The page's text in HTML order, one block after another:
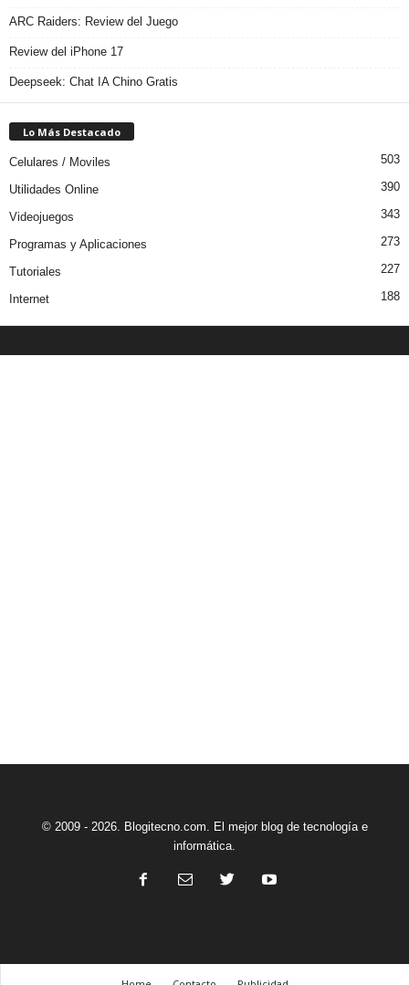
ARC Raiders: Review del Juego
Review del iPhone 17
Deepseek: Chat IA Chino Gratis
Lo Más Destacado
Celulares / Moviles 503
Utilidades Online 390
Videojuegos 343
Programas y Aplicaciones 273
Tutoriales 227
Internet 188
© 2009 - 2026. Blogitecno.com. El mejor blog de tecnología e
informática.